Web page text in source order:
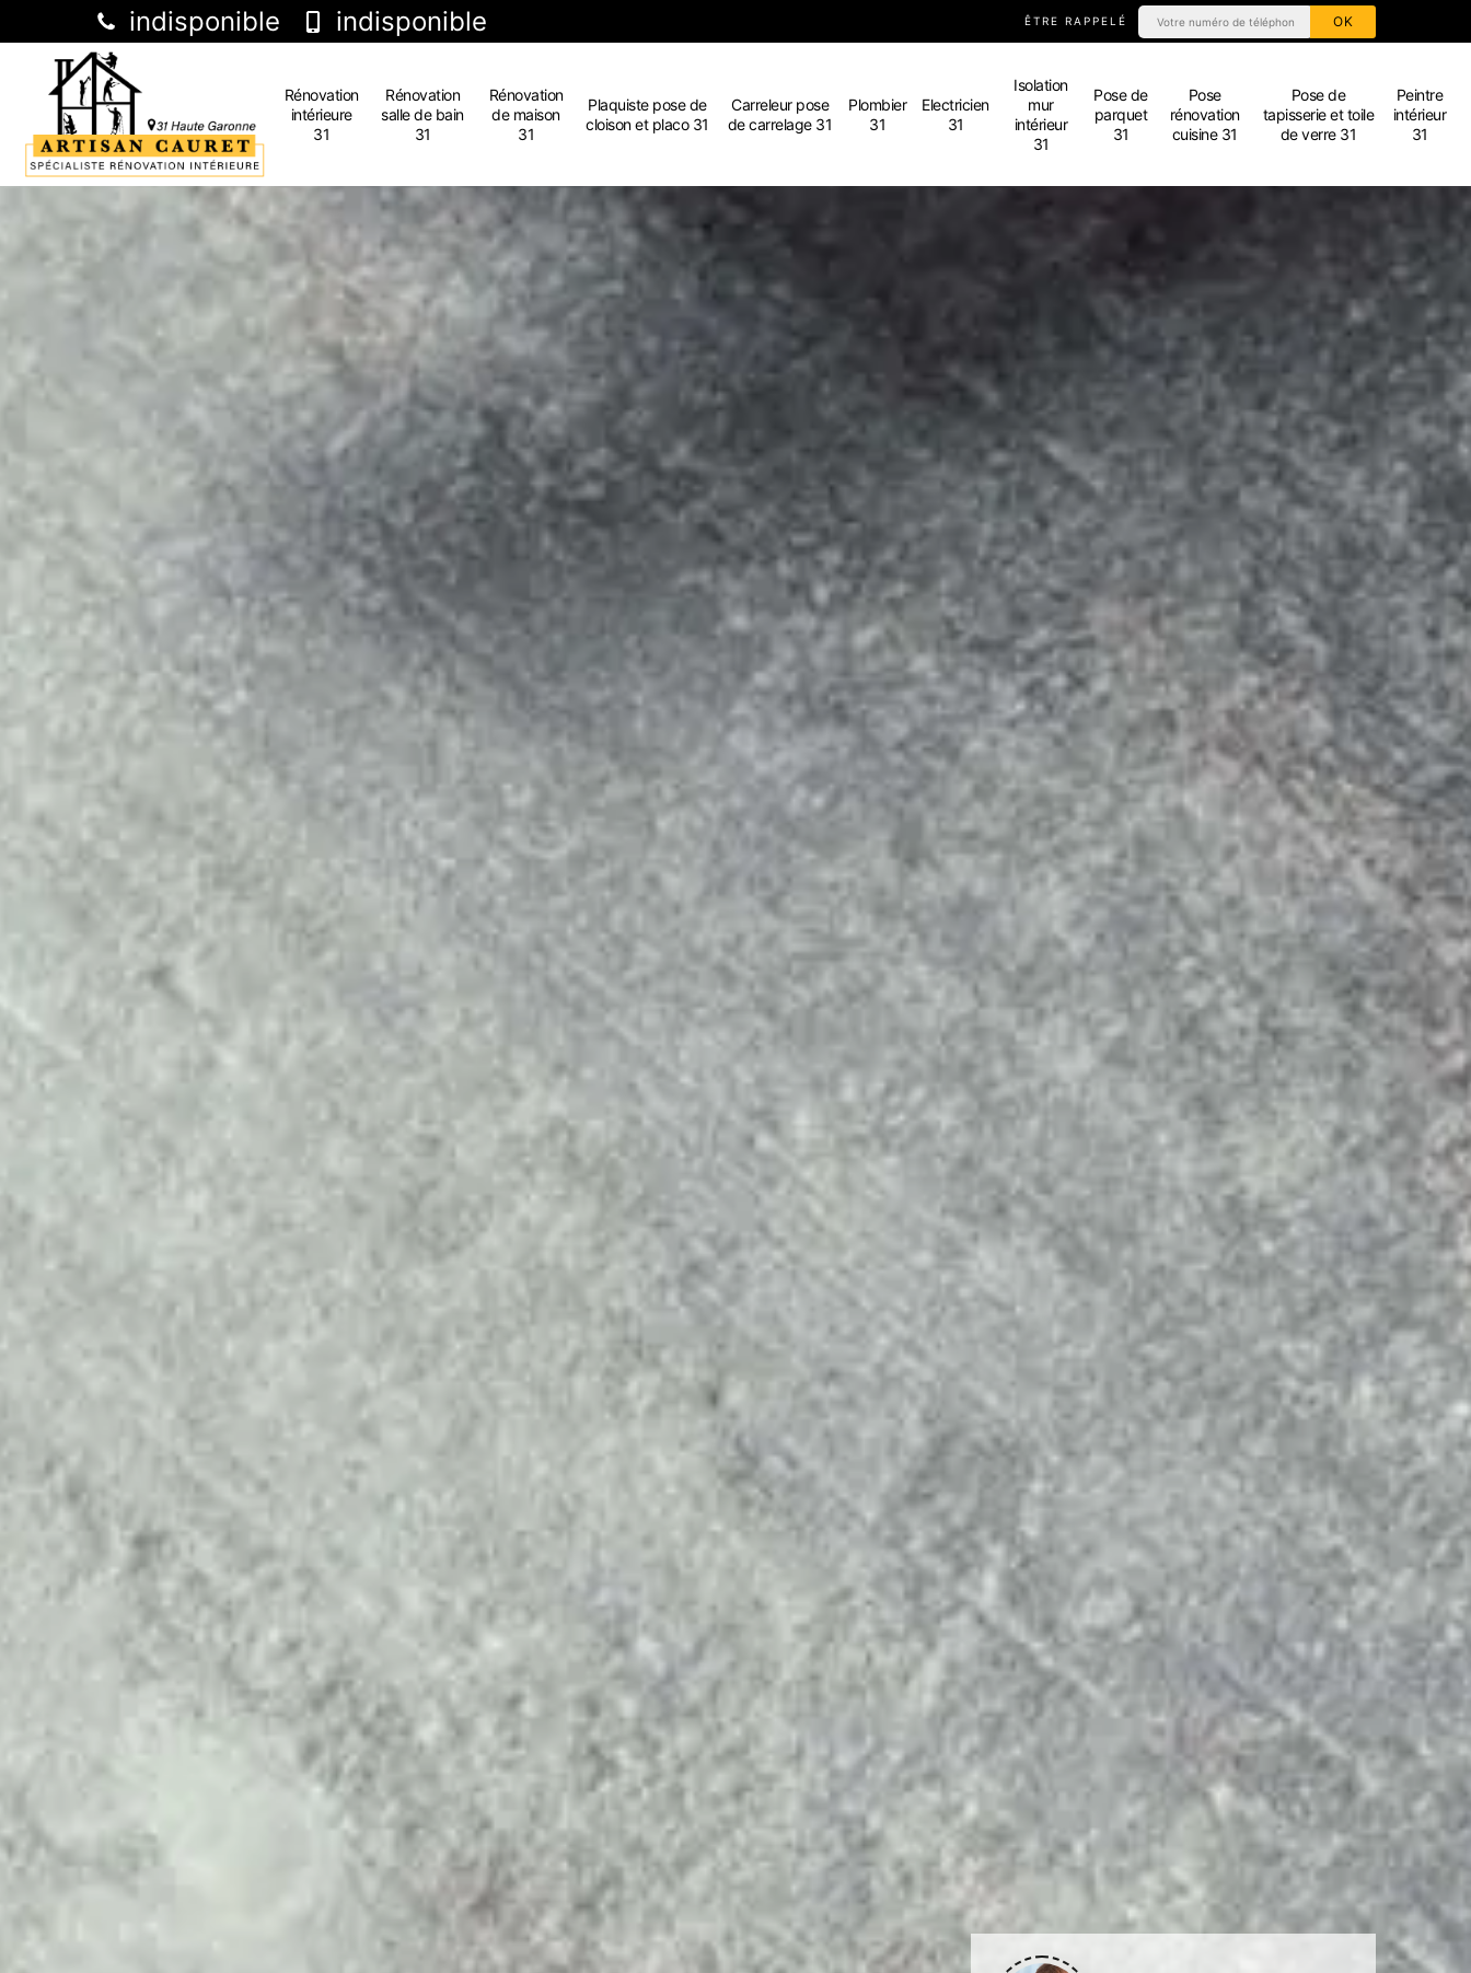
indisponible indisponible ÊTRE RAPPELÉ
Rénovation
intérieure
31
Rénovation
salle de bain
31
Rénovation
de maison
31
Plaquiste pose de
cloison et placo 31
Carreleur pose
de carrelage 31
Plombier
31
Electricien
31
Isolation
mur
intérieur
31
Pose de
parquet
31
Pose
rénovation
cuisine 31
Pose de
tapisserie et toile
de verre 31
Peintre
intérieur
31